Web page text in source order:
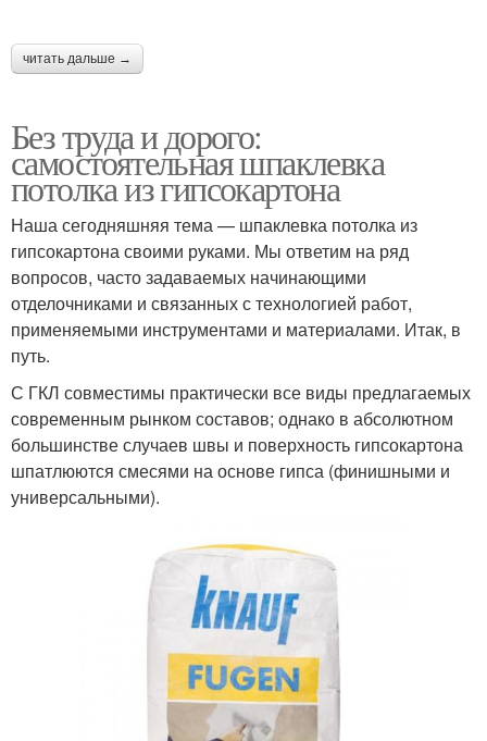
читать дальше →
Без труда и дорого:
самостоятельная шпаклевка
потолка из гипсокартона
Наша сегодняшняя тема — шпаклевка потолка из
гипсокартона своими руками. Мы ответим на ряд
вопросов, часто задаваемых начинающими
отделочниками и связанных с технологией работ,
применяемыми инструментами и материалами. Итак, в
путь.
С ГКЛ совместимы практически все виды предлагаемых
современным рынком составов; однако в абсолютном
большинстве случаев швы и поверхность гипсокартона
шпатлюются смесями на основе гипса (финишными и
универсальными).